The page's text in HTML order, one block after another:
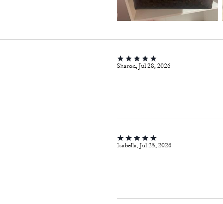
Sharon, Jul 28, 2026
Isabella, Jul 25, 2026